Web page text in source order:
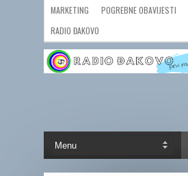
MARKETING POGREBNE OBAVIJESTI
RADIO ĐAKOVO